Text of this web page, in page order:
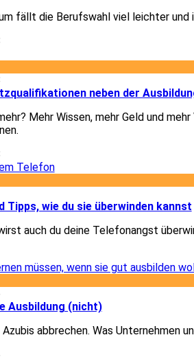
fällt die Berufswahl viel leichter und
neben der
Mehr Wissen, mehr Geld und
Tipps, wie du sie überwinden kannst
auch du deine Telefonangst
Ausbildung (nicht)
Azubis abbrechen. Was Unternehmen